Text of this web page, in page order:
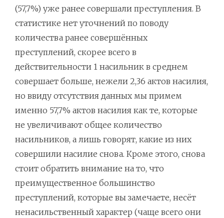
(57,7%) уже ранее совершали преступления. В
статистике нет уточнений по поводу
количества ранее совершённых
преступлений, скорее всего в
действительности 1 насильник в среднем
совершает больше, нежели 2,36 актов насилия,
но ввиду отсутствия данных мы примем
именно 57,7% актов насилия как те, которые
не увеличивают общее количество
насильников, а лишь говорят, какие из них
совершили насилие снова. Кроме этого, снова
стоит обратить внимание на то, что
преимущественное большинство
преступлений, которые вы замечаете, несёт
ненасильственный характер (чаще всего они